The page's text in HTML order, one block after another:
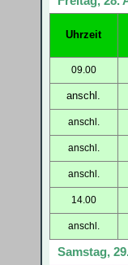
Uhrzeit
09.00
anschl.
anschl.
anschl.
anschl.
14.00
anschl.
Samstag,